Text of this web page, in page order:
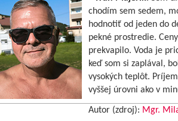
chodím sem sedem,
hodnotiť od jeden do
pekné prostredie.
prekvapilo. Voda je
keď som si zaplával,
vysokých teplôt.
vyššej úrovni ako v
Autor (zdroj): Mgr.